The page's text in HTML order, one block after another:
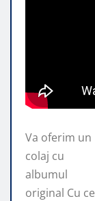
Va oferim un
colaj cu
albumul
original Cu ce